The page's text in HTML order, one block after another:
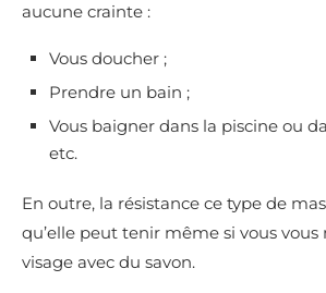
aucune crainte :
Vous doucher ;
Prendre un bain ;
Vous baigner dans la piscine ou
etc.
En outre, la résistance ce type de
qu’elle peut tenir même si vous vous
visage avec du savon.